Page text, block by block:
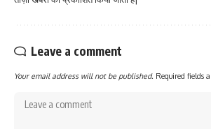
Leave a comment
Your email address will not be published. Required fields